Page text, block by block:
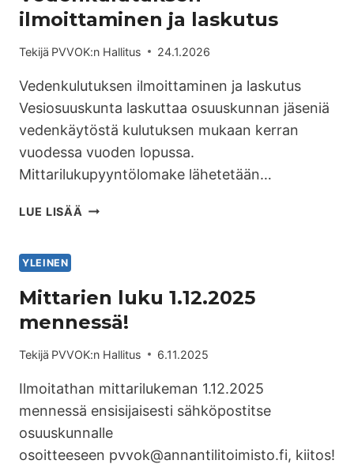
ilmoittaminen ja laskutus
Tekijä PVVOK:n Hallitus 24.1.2026
Vedenkulutuksen ilmoittaminen ja laskutus
Vesiosuuskunta laskuttaa osuuskunnan jäseniä
vedenkäytöstä kulutuksen mukaan kerran
vuodessa vuoden lopussa.
Mittarilukupyyntölomake lähetetään…
LUE LISÄÄ
YLEINEN
Mittarien luku 1.12.2025
mennessä!
Tekijä PVVOK:n Hallitus 6.11.2025
Ilmoitathan mittarilukeman 1.12.2025
mennessä ensisijaisesti sähköpostitse
osuuskunnalle
osoitteeseen pvvok@annantilitoimisto.fi, kiitos!